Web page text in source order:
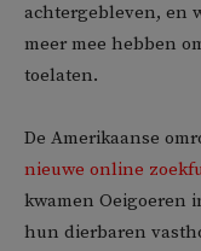
achtergebleven, en
meer mee hebben
toelaten.
De Amerikaanse
nieuwe online
kwamen Oeigoeren
hun dierbaren